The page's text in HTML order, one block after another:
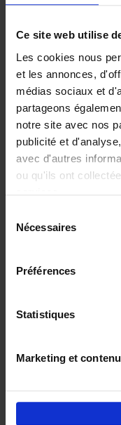
Ce site web utilise
Les cookies nous
et les annonces,
médias sociaux et
partageons
notre site avec nos
publicité et
avec d'autres
ou qu'ils ont
Nécessaires
Préférences
Statistiques
Marketing et
€